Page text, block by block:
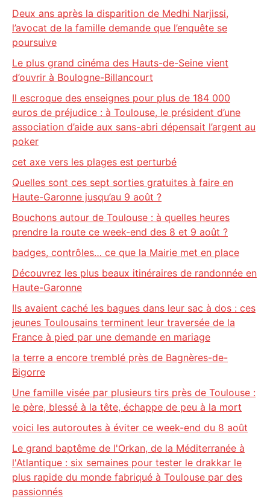
Deux ans après la disparition de Medhi Narjissi,
l’avocat de la famille demande que l’enquête se
poursuive
Le plus grand cinéma des Hauts-de-Seine vient
d’ouvrir à Boulogne-Billancourt
Il escroque des enseignes pour plus de 184 000
euros de préjudice : à Toulouse, le président d’une
association d’aide aux sans-abri dépensait l’argent au
poker
cet axe vers les plages est perturbé
Quelles sont ces sept sorties gratuites à faire en
Haute-Garonne jusqu’au 9 août ?
Bouchons autour de Toulouse : à quelles heures
prendre la route ce week-end des 8 et 9 août ?
badges, contrôles… ce que la Mairie met en place
Découvrez les plus beaux itinéraires de randonnée en
Haute-Garonne
Ils avaient caché les bagues dans leur sac à dos : ces
jeunes Toulousains terminent leur traversée de la
France à pied par une demande en mariage
la terre a encore tremblé près de Bagnères-de-
Bigorre
Une famille visée par plusieurs tirs près de Toulouse :
le père, blessé à la tête, échappe de peu à la mort
voici les autoroutes à éviter ce week-end du 8 août
Le grand baptême de l'Orkan, de la Méditerranée à
l'Atlantique : six semaines pour tester le drakkar le
plus rapide du monde fabriqué à Toulouse par des
passionnés